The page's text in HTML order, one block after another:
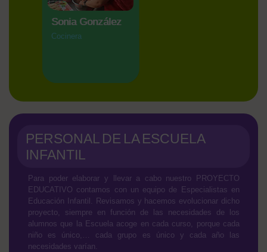
Sonia González
Cocinera
PERSONAL DE LA ESCUELA
INFANTIL
Para poder elaborar y llevar a cabo nuestro PROYECTO
EDUCATIVO contamos con un equipo de Especialistas en
Educación Infantil. Revisamos y hacemos evolucionar dicho
proyecto, siempre en función de las necesidades de los
alumnos que la Escuela acoge en cada curso, porque cada
niño es único,… cada grupo es único y cada año las
necesidades varían.